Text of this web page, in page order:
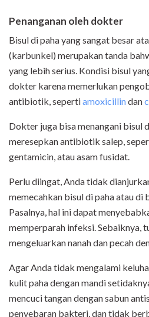
Penanganan oleh dokter
Bisul di paha yang sangat besar
(karbunkel) merupakan tanda
yang lebih serius. Kondisi bisul
dokter karena memerlukan
antibiotik, sepertiamoxicillindan
Dokter juga bisa menangani bisul
meresepkan antibiotik salep,
gentamicin, atau asam fusidat.
Perlu diingat, Anda tidak
memecahkan bisul di paha atau di
Pasalnya, hal ini dapat
memperparah infeksi. Sebaiknya,
mengeluarkan nanah dan pecah
Agar Anda tidak mengalami
kulit paha dengan mandi
mencuci tangan dengan sabun
penyebaran bakteri, dan tidak